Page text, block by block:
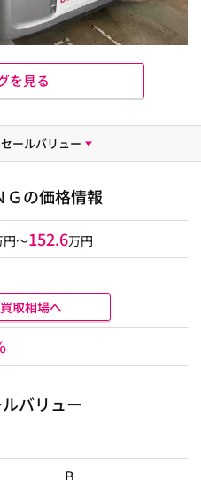
を見る
ールバリュー
Ｇの価格情報
円～152.6万円
買取相場へ
バリュー
B